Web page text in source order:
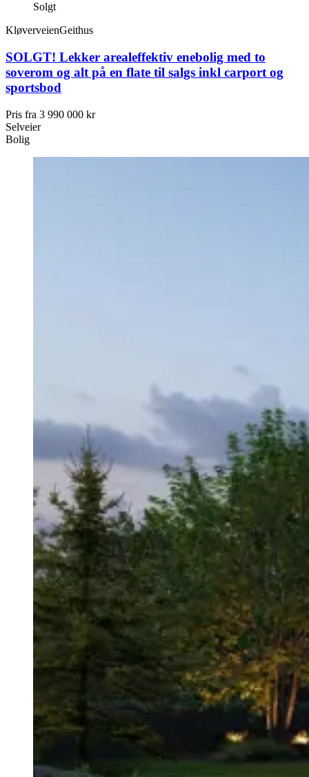
Solgt
KløverveienGeithus
SOLGT! Lekker arealeffektiv enebolig med to
soverom og alt på en flate til salgs inkl carport og
sportsbod
Pris fra 3 990 000 kr
Selveier
Bolig